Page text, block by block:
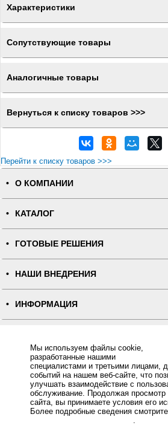
Мы используем файлы cookie,
разработанные нашими
специалистами и третьими лицами,
событий на нашем веб-сайте, что
улучшать взаимодействие с
обслуживание. Продолжая просмотр
сайта, вы принимаете условия его
Более подробные сведения
.
Характеристики
Сопутствующие товары
Аналогичные товары
Вернуться к списку товаров >>>
Перейти к списку товаров >>>
О КОМПАНИИ
КАТАЛОГ
ГОТОВЫЕ РЕШЕНИЯ
НАШИ ВНЕДРЕНИЯ
ИНФОРМАЦИЯ
ПОЛНАЯ ВЕРСИЯ
Интернет-магазин "ПОСЛЭНД" - торгового оборудования,
торговли, расходных
Все права защищены, ООО
Политика
Основное: Нейлоновая лента стандарт двусторонняя
(плотность 57) - Stick-Rib , Нейлоновая лента стандарт